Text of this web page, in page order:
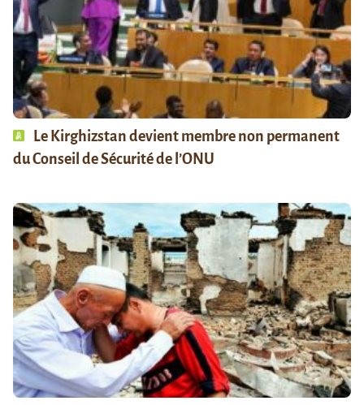
Le Kirghizstan devient membre non permanent
du Conseil de Sécurité de l’ONU